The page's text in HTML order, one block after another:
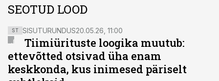
SEOTUD LOOD
ST SISUTURUNDUS20.05.26, 11:00
Tiimiürituste loogika muutub:
ettevõtted otsivad üha enam
keskkonda, kus inimesed päriselt